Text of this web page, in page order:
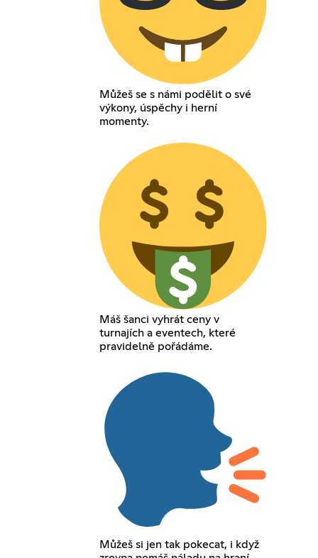
Můžeš se s námi podělit o své
výkony, úspěchy i herní
momenty.
Máš šanci vyhrát ceny v
turnajích a eventech, které
pravidelně pořádáme.
Můžeš si jen tak pokecat, i když